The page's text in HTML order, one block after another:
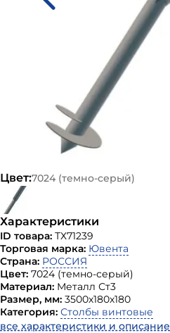
Цвет:7024 (темно-серый)
Характеристики
ID товара: ТХ71239
Торговая марка: Ювента
Страна: РОССИЯ
Цвет: 7024 (темно-серый)
Материал: Металл Ст3
Размер, мм: 3500х180х180
Категория: Столбы винтовые
все характеристики и описание